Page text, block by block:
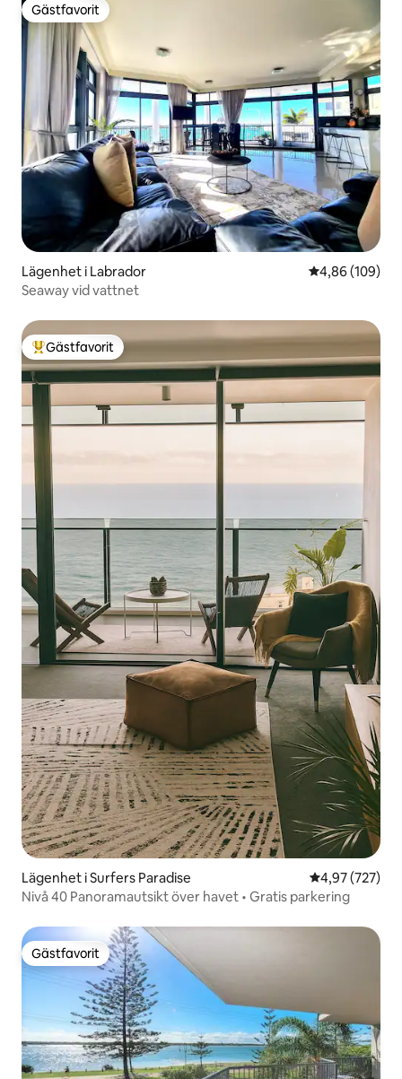
Gästfavorit
Gästfavorit
Lägenhet i Labrador 4,86 av 5 i
4,86 (109)
Seaway vid vattnet
Populär gästfavorit
Gästfavorit
Lägenhet i Surfers Paradise 4,97 av 5 i
4,97 (727)
Nivå 40 Panoramautsikt över havet • Gratis parkering
Gästfavorit
Gästfavorit